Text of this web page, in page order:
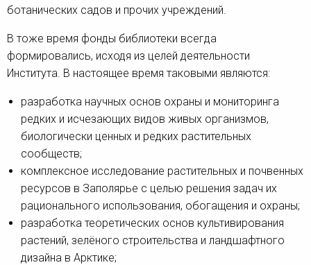
ботанических садов и прочих учреждений.
В тоже время фонды библиотеки всегда
формировались, исходя из целей деятельности
Института. В настоящее время таковыми являются:
разработка научных основ охраны и мониторинга
редких и исчезающих видов живых организмов,
биологически ценных и редких растительных
сообществ;
комплексное исследование растительных и почвенных
ресурсов в Заполярье с целью решения задач их
рационального использования, обогащения и охраны;
разработка теоретических основ культивирования
растений, зелёного строительства и ландшафтного
дизайна в Арктике;